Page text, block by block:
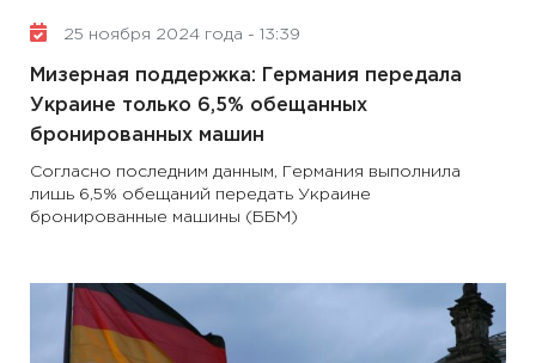
25 ноября 2024 года - 13:39
Мизерная поддержка: Германия передала
Украине только 6,5% обещанных
бронированных машин
Согласно последним данным, Германия выполнила
лишь 6,5% обещаний передать Украине
бронированные машины (ББМ)